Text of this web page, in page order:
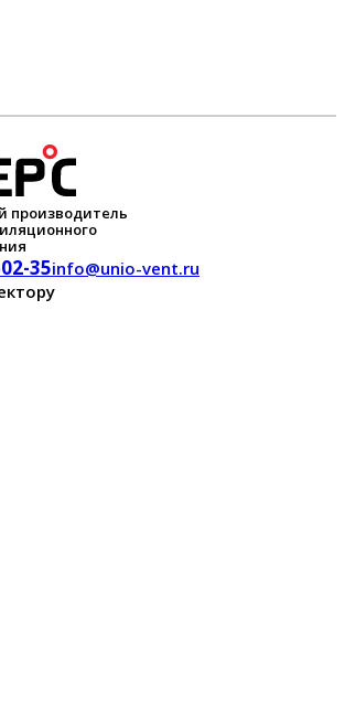
производитель
35info@unio-vent.ru